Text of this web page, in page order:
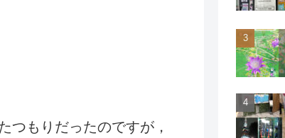
つもりだったのですが，